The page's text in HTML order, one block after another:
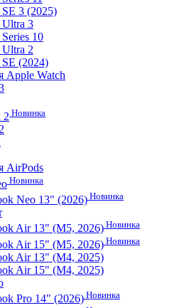
3 (2025)
Ultra 3
10
2
(2024)
Apple Watch
2 Новинка
AirPods
Новинка
Neo 13" (2026) Новинка
Air 13" (M5, 2026) Новинка
Air 15" (M5, 2026) Новинка
Air 13" (M4, 2025)
Air 15" (M4, 2025)
Pro 14" (2026) Новинка